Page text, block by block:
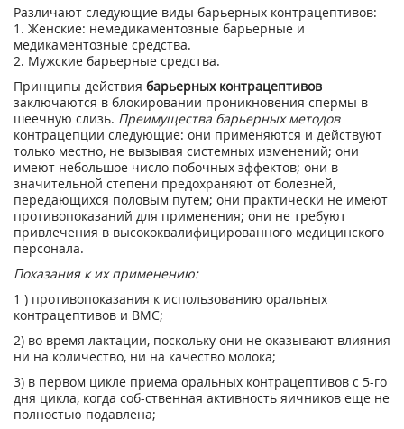
Различают следующие виды барьерных контрацептивов:
1. Женские: немедикаментозные барьерные и
медикаментозные средства.
2. Мужские барьерные средства.
Принципы действия барьерных контрацептивов
заключаются в блокировании проникновения спермы в
шеечную слизь. Преимущества барьерных методов
контрацепции следующие: они применяются и действуют
только местно, не вызывая системных изменений; они
имеют небольшое число побочных эффектов; они в
значительной степени предохраняют от болезней,
передающихся половым путем; они практически не имеют
противопоказаний для применения; они не требуют
привлечения в высококвалифицированного медицинского
персонала.
Показания к их применению:
1 ) противопоказания к использованию оральных
контрацептивов и ВМС;
2) во время лактации, поскольку они не оказывают влияния
ни на количество, ни на качество молока;
3) в первом цикле приема оральных контрацептивов с 5-го
дня цикла, когда соб-ственная активность яичников еще не
полностью подавлена;